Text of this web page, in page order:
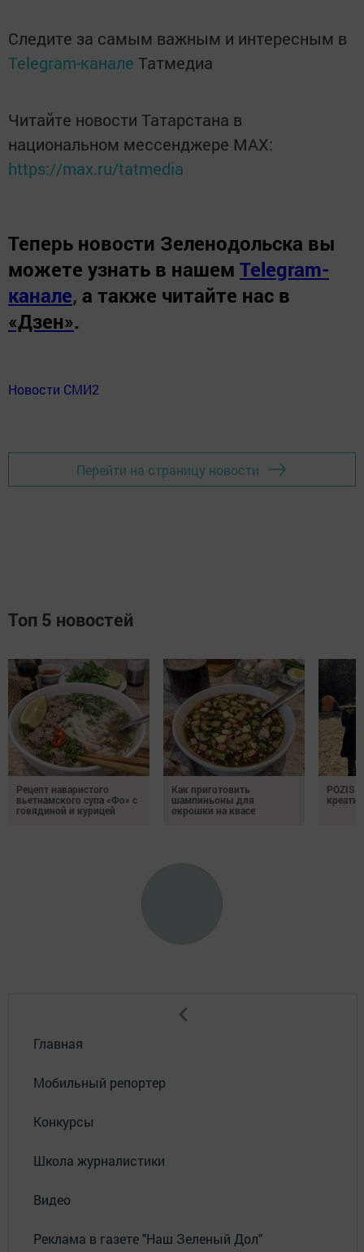
Следите за самым важным и интересным в
Telegram-канале Татмедиа
Читайте новости Татарстана в
национальном мессенджере MАХ:
https://max.ru/tatmedia
Теперь новости Зеленодольска вы
можете узнать в нашем Telegram-
канале, а также читайте нас в
«Дзен».
Новости СМИ2
Перейти на страницу новости
Топ 5 новостей
Рецепт наваристого
вьетнамского супа «Фо» с
говядиной и курицей
Как приготовить
шампиньоны для
окрошки на квасе
POZIS
Главная
Мобильный репортер
Конкурсы
Школа журналистики
Видео
Реклама в газете "Наш Зеленый Дол"